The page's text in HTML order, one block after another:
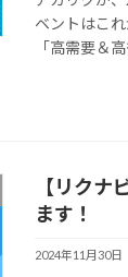
ベントはこ
「高需要＆
【リク
ます！
2024年11月30日